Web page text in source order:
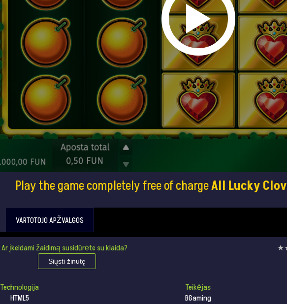
Play the game completely free of chargeAll Lucky
VARTOTOJO APŽVALGOS
Ar įkeldami žaidimą susidūrėte su klaida?
Siųsti žinutę
Technologija
HTML5
Teikėjas
BGaming